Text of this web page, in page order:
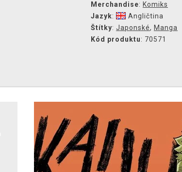
Merchandise: Komiks
Jazyk:
Angličtina
Štítky: Japonské, Manga
Kód produktu: 70571